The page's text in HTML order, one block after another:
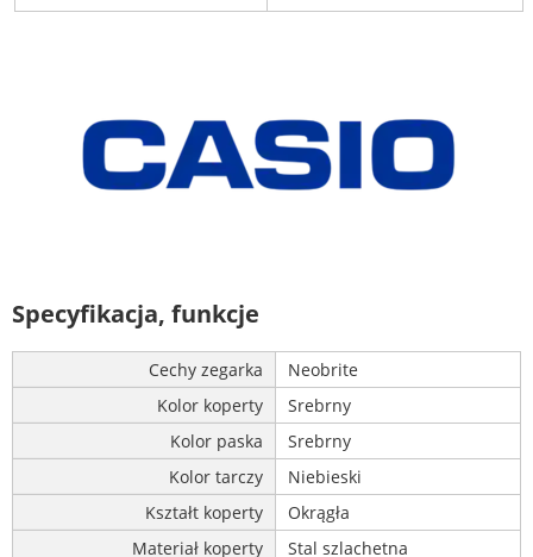
Specyfikacja, funkcje
Cechy zegarka
Neobrite
Kolor koperty
Srebrny
Kolor paska
Srebrny
Kolor tarczy
Niebieski
Kształt koperty
Okrągła
Materiał koperty
Stal szlachetna